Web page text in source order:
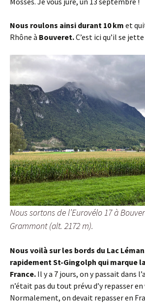
Nous roulons ainsi durant 10 km et
Rhône à Bouveret.C’est ici qu’il se
Nous sortons de l’Eurovélo 17 à
Grammont (alt. 2172 m).
Nous voilà sur les bords du Lac
rapidement St-Gingolph qui marque
France. Il y a 7 jours, on y passait dans
n’était pas du tout prévu d’y repasser en
Normalement, on devait repasser en